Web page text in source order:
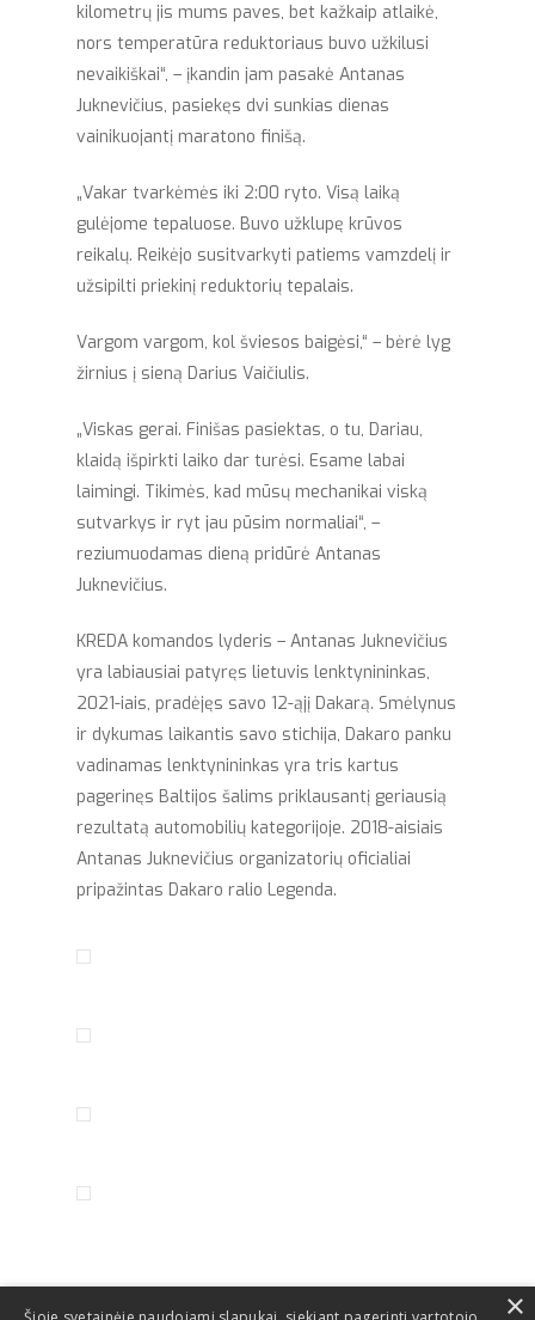
kilometrų jis mums paves, bet kažkaip atlaikė,
nors temperatūra reduktoriaus buvo užkilusi
nevaikiškai“, – įkandin jam pasakė Antanas
Juknevičius, pasiekęs dvi sunkias dienas
vainikuojantį maratono finišą.
„Vakar tvarkėmės iki 2:00 ryto. Visą laiką
gulėjome tepaluose. Buvo užklupę krūvos
reikalų. Reikėjo susitvarkyti patiems vamzdelį ir
užsipilti priekinį reduktorių tepalais.
Vargom vargom, kol šviesos baigėsi,“ – bėrė lyg
žirnius į sieną Darius Vaičiulis.
„Viskas gerai. Finišas pasiektas, o tu, Dariau,
klaidą išpirkti laiko dar turėsi. Esame labai
laimingi. Tikimės, kad mūsų mechanikai viską
sutvarkys ir ryt jau pūsim normaliai“, –
reziumuodamas dieną pridūrė Antanas
Juknevičius.
KREDA komandos lyderis – Antanas Juknevičius
yra labiausiai patyręs lietuvis lenktynininkas,
2021-iais, pradėjęs savo 12-ąjį Dakarą. Smėlynus
ir dykumas laikantis savo stichija, Dakaro panku
vadinamas lenktynininkas yra tris kartus
pagerinęs Baltijos šalims priklausantį geriausią
rezultatą automobilių kategorijoje. 2018-aisiais
Antanas Juknevičius organizatorių oficialiai
pripažintas Dakaro ralio Legenda.
×